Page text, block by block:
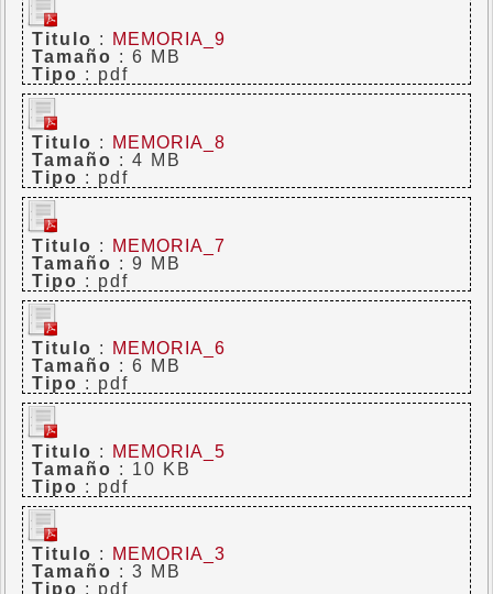
Titulo :
MEMORIA_9
Tamaño : 6 MB
Tipo : pdf
Titulo :
MEMORIA_8
Tamaño : 4 MB
Tipo : pdf
Titulo :
MEMORIA_7
Tamaño : 9 MB
Tipo : pdf
Titulo :
MEMORIA_6
Tamaño : 6 MB
Tipo : pdf
Titulo :
MEMORIA_5
Tamaño : 10 KB
Tipo : pdf
Titulo :
MEMORIA_3
Tamaño : 3 MB
Tipo : pdf